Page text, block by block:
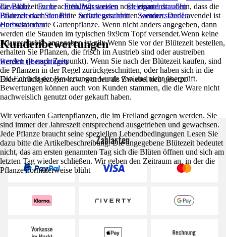
die Blühzeit zu beachten. Wir weisen noch einmal drauf hin, dass die
Pflanzen nach der Blüte zurück geschnitten werden. Der Lavendel ist
eine winterharte Gartenpflanze. Wenn nicht anders angegeben, dann
werden die Stauden im typischen 9x9cm Topf versendet.Wenn keine
Pflanzengröße angegeben ist gilt: Wenn Sie vor der Blütezeit bestellen,
erhalten Sie Pflanzen, die frisch im Austrieb sind oder austreiben
werden (je nach Zeitpunkt). Wenn Sie nach der Blütezeit kaufen, sind
die Pflanzen in der Regel zurückgeschnitten, oder haben sich in die
Erde zurückgezogen bzw. wurden als Zwiebel neu gesetzt.
Wir verkaufen Gartenpflanzen, die im Freiland gezogen werden. Sie
sind immer der Jahreszeit entsprechend ausgetrieben und gewachsen.
Jede Pflanze braucht seine speziellen Lebendbedingungen Lesen Sie
dazu bitte die Artikelbeschreibung. Die angegebene Blütezeit bedeutet
nicht, das am ersten genannten Tag sich die Blüten öffnen und sich am
letzten Tag wieder schließen. Wir geben den Zeitraum an, in der die
Pflanze normalerweise blüht
Lavendel
Farne Frühlingsstauden
Steingartenstauden
Bodendecker Stauden
Schattenstauden
Sommerstauden
Herbststauden
Kundenbewertungen
Bereich überspringen
Die Echtheit der Bewertungen wurde von uns nicht überprüft.
Bewertungen können auch von Kunden stammen, die die Ware nicht
nachweislich genutzt oder gekauft haben.
Zahlarten